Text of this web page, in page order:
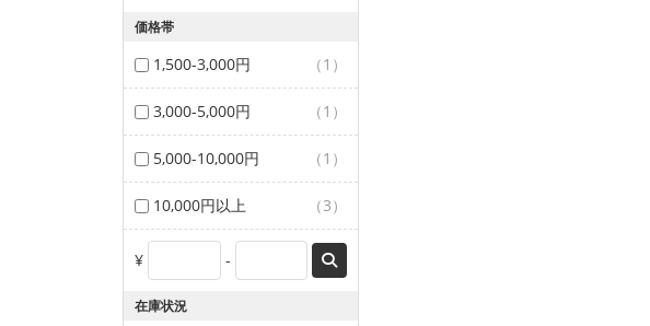
価格帯
1,500-3,000円 （1）
3,000-5,000円 （1）
5,000-10,000円 （1）
10,000円以上 （3）
¥ -
在庫状況